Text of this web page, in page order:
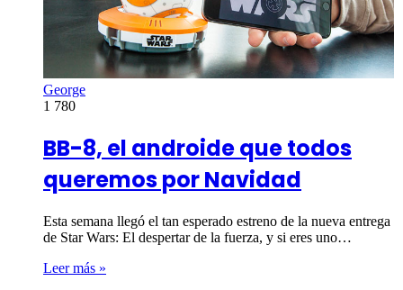
George
1 780
BB-8, el androide que todos
queremos por Navidad
Esta semana llegó el tan esperado estreno de la nueva entrega
de Star Wars: El despertar de la fuerza, y si eres uno…
Leer más »